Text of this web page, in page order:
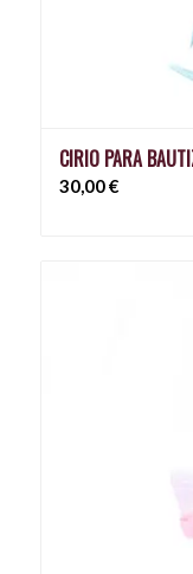
CIRIO PARA
30,00€